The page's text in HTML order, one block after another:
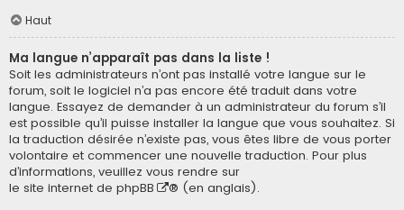
Haut
Ma langue n’apparaît pas dans la liste !
Soit les administrateurs n’ont pas installé votre langue sur le
forum, soit le logiciel n’a pas encore été traduit dans votre
langue. Essayez de demander à un administrateur du forum s’il
est possible qu’il puisse installer la langue que vous souhaitez. Si
la traduction désirée n’existe pas, vous êtes libre de vous porter
volontaire et commencer une nouvelle traduction. Pour plus
d’informations, veuillez vous rendre sur
le site internet de phpBB
® (en anglais).